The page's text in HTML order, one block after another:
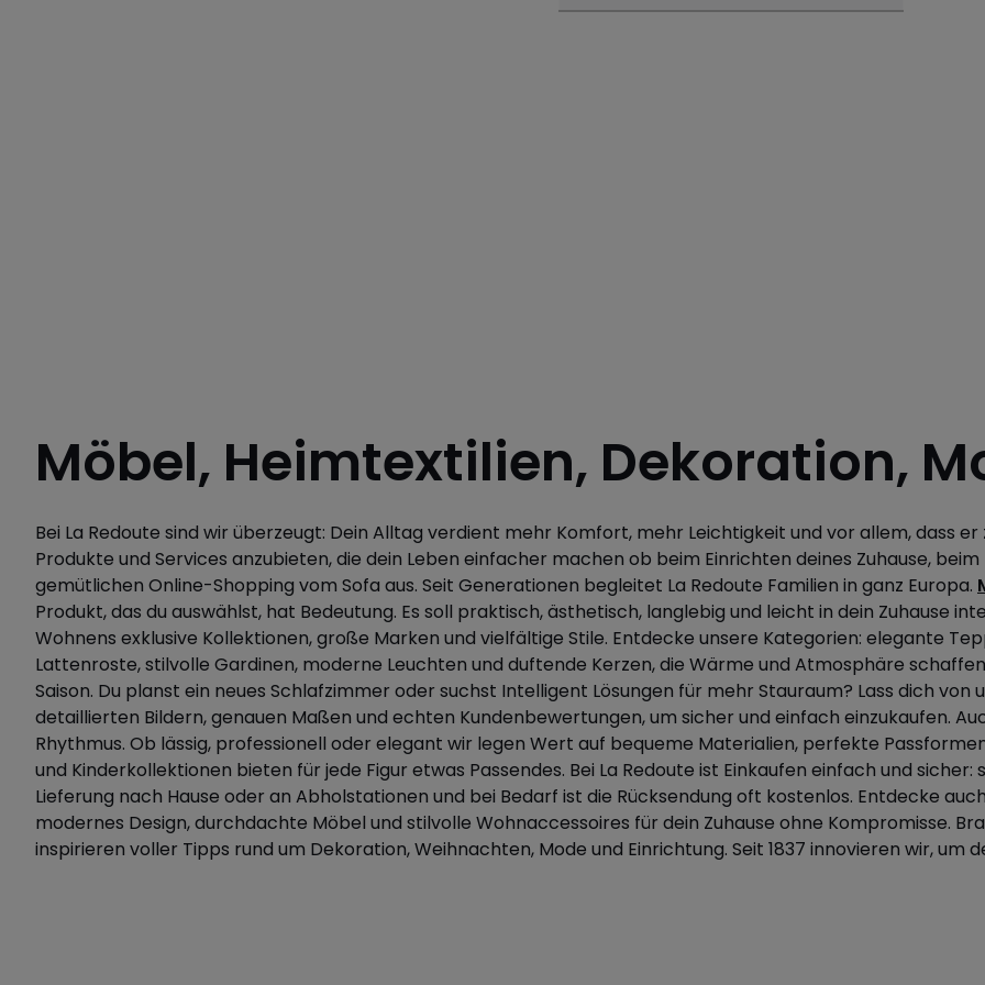
Möbel, Heimtextilien, Dekoration,
Bei La Redoute sind wir überzeugt: Dein Alltag verdient mehr Komfort, mehr Leichtigkeit und vor allem, dass
Produkte und Services anzubieten, die dein Leben einfacher machen ob beim Einrichten deines Zuhause,
gemütlichen Online-Shopping vom Sofa aus. Seit Generationen begleitet La Redoute Familien in ganz Europa.
Produkt, das du auswählst, hat Bedeutung. Es soll praktisch, ästhetisch, langlebig und leicht in dein Zuhause
Wohnens exklusive Kollektionen, große Marken und vielfältige Stile. Entdecke unsere Kategorien: elegante
Lattenroste, stilvolle Gardinen, moderne Leuchten und duftende Kerzen, die Wärme und Atmosphäre
Saison. Du planst ein neues Schlafzimmer oder suchst Intelligent Lösungen für mehr Stauraum? Lass dich
detaillierten Bildern, genauen Maßen und echten Kundenbewertungen, um sicher und einfach einzukaufen.
Rhythmus. Ob lässig, professionell oder elegant wir legen Wert auf bequeme Materialien, perfekte
und Kinderkollektionen bieten für jede Figur etwas Passendes. Bei La Redoute ist Einkaufen einfach und
Lieferung nach Hause oder an Abholstationen und bei Bedarf ist die Rücksendung oft kostenlos. Entdecke
modernes Design, durchdachte Möbel und stilvolle Wohnaccessoires für dein Zuhause ohne Kompromisse.
inspirieren voller Tipps rund um Dekoration, Weihnachten, Mode und Einrichtung. Seit 1837 innovieren wir, um